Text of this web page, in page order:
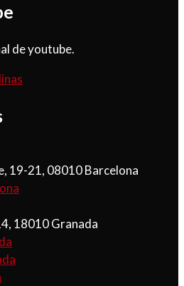
de youtube.
19-21, 08010 Barcelona
18010 Granada